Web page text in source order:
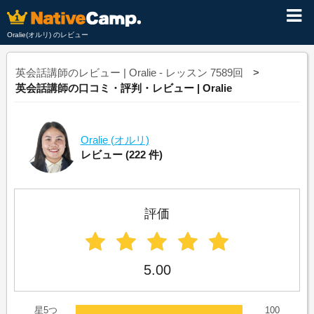
Oralie(オルリ) のレビュー
英会話講師のレビュー | Oralie - レッスン 7589回
英会話講師の口コミ・評判・レビュー | Oralie
Oralie (オルリ)
レビュー (222 件)
評価
5.00
星5つ 100